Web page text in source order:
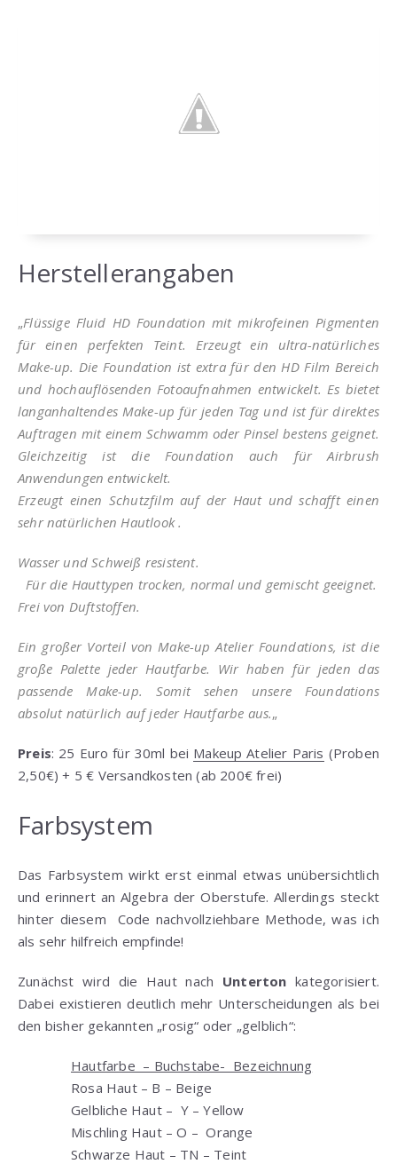
Herstellerangaben
„Flüssige Fluid HD Foundation mit mikrofeinen Pigmenten
für einen perfekten Teint. Erzeugt ein ultra-natürliches
Make-up. Die Foundation ist extra für den HD Film Bereich
und hochauflösenden Fotoaufnahmen entwickelt. Es bietet
langanhaltendes Make-up für jeden Tag und ist für direktes
Auftragen mit einem Schwamm oder Pinsel bestens geignet.
Gleichzeitig ist die Foundation auch für Airbrush
Anwendungen entwickelt.
Erzeugt einen Schutzfilm auf der Haut und schafft einen
sehr natürlichen Hautlook .
Wasser und Schweiß resistent.
Für die Hauttypen trocken, normal und gemischt geeignet.
Frei von Duftstoffen.
Ein großer Vorteil von Make-up Atelier Foundations, ist die
große Palette jeder Hautfarbe. Wir haben für jeden das
passende Make-up. Somit sehen unsere Foundations
absolut natürlich auf jeder Hautfarbe aus.„
Preis: 25 Euro für 30ml bei Makeup Atelier Paris (Proben
2,50€) + 5 € Versandkosten (ab 200€ frei)
Farbsystem
Das Farbsystem wirkt erst einmal etwas unübersichtlich
und erinnert an Algebra der Oberstufe. Allerdings steckt
hinter diesem Code nachvollziehbare Methode, was ich
als sehr hilfreich empfinde!
Zunächst wird die Haut nach Unterton kategorisiert.
Dabei existieren deutlich mehr Unterscheidungen als bei
den bisher gekannten „rosig“ oder „gelblich“:
Hautfarbe – Buchstabe- Bezeichnung
Rosa Haut – B – Beige
Gelbliche Haut – Y – Yellow
Mischling Haut – O – Orange
Schwarze Haut – TN – Teint